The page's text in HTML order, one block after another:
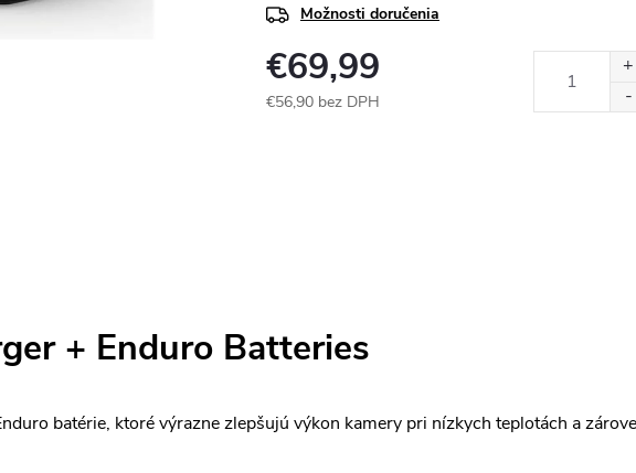
Možnosti doručenia
€69,99
€56,90 bez DPH
+ Enduro Batteries
batérie, ktoré výrazne zlepšujú výkon kamery pri nízkych teplotách a